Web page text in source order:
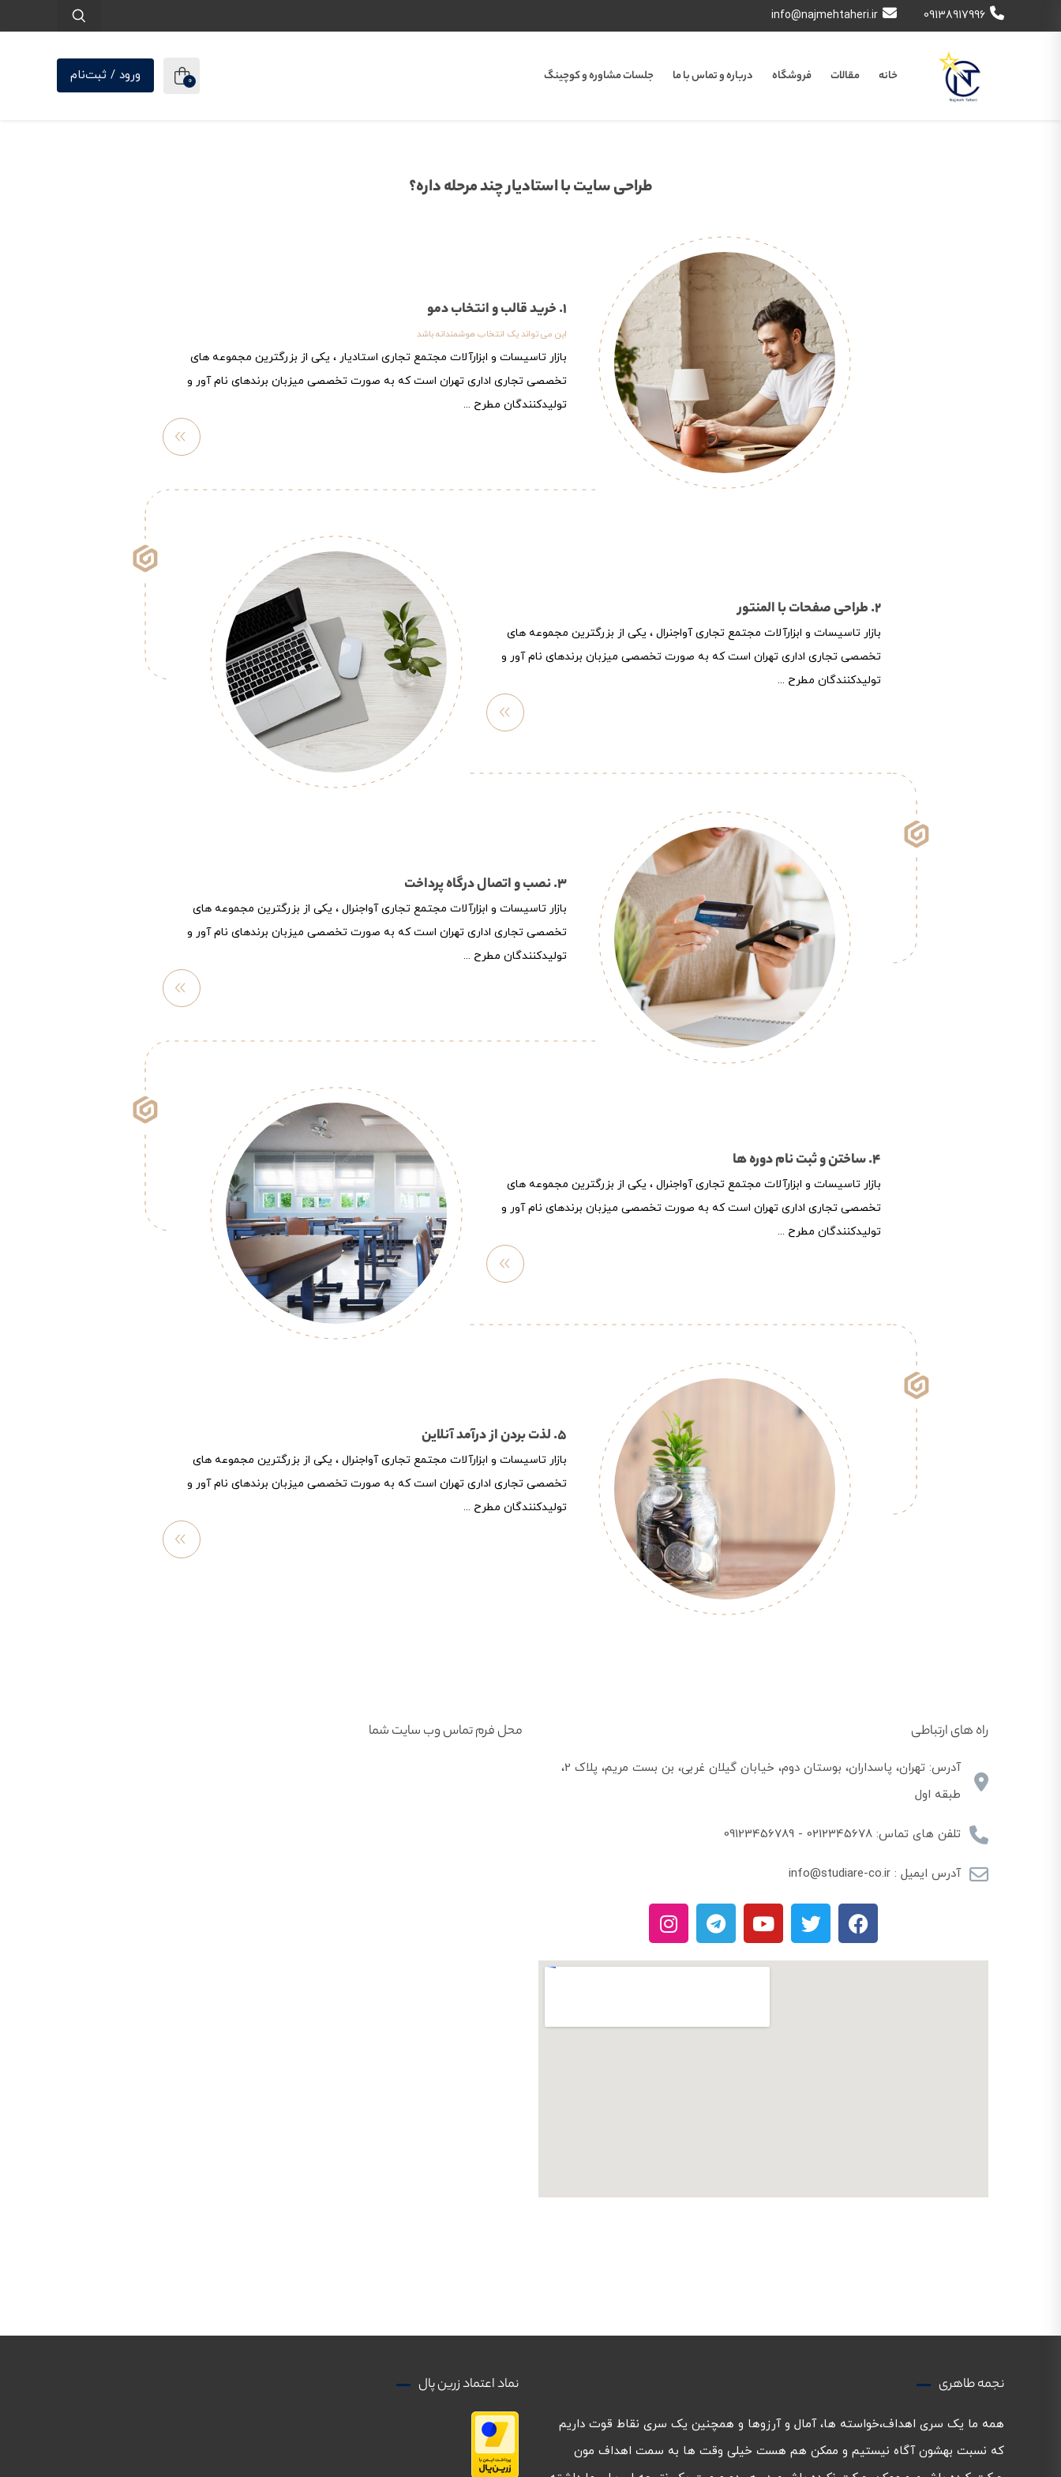
09138917996
info@najmehtaheri.ir
خانه مقالات فروشگاه درباره و تماس با ما جلسات مشاوره و کوچینگ 0 ورود / ثبت‌نام
طراحی سایت با استادیار چند مرحله داره؟
1. خرید قالب و انتخاب دمو
این می تواند یک انتخاب هوشمندانه باشد
بازار تاسیسات و ابزارآلات مجتمع تجاری استادیار ، یکی از بزرگترین مجموعه های
تخصصی تجاری اداری تهران است که به صورت تخصصی میزبان برندهای نام آور و
تولیدکنندگان مطرح ...
2. طراحی صفحات با المنتور
بازار تاسیسات و ابزارآلات مجتمع تجاری آواجنرال ، یکی از بزرگترین مجموعه های
تخصصی تجاری اداری تهران است که به صورت تخصصی میزبان برندهای نام آور و
تولیدکنندگان مطرح ...
3. نصب و اتصال درگاه پرداخت
بازار تاسیسات و ابزارآلات مجتمع تجاری آواجنرال ، یکی از بزرگترین مجموعه های
تخصصی تجاری اداری تهران است که به صورت تخصصی میزبان برندهای نام آور و
تولیدکنندگان مطرح ...
4. ساختن و ثبت نام دوره ها
بازار تاسیسات و ابزارآلات مجتمع تجاری آواجنرال ، یکی از بزرگترین مجموعه های
تخصصی تجاری اداری تهران است که به صورت تخصصی میزبان برندهای نام آور و
تولیدکنندگان مطرح ...
5. لذت بردن از درآمد آنلاین
بازار تاسیسات و ابزارآلات مجتمع تجاری آواجنرال ، یکی از بزرگترین مجموعه های
تخصصی تجاری اداری تهران است که به صورت تخصصی میزبان برندهای نام آور و
تولیدکنندگان مطرح ...
راه های ارتباطی
آدرس: تهران، پاسداران، بوستان دوم، خیابان گیلان غربی، بن بست مریم، پلاک 2،
طبقه اول
تلفن های تماس: 0212345678 - 09123456789
آدرس ایمیل : info@studiare-co.ir
محل فرم تماس وب سایت شما
نجمه طاهری
همه ما یک سری اهداف،خواسته ها، آمال و آرزوها و همچنین یک سری نقاط قوت داریم
که نسبت بهشون آگاه نیستیم و ممکن هم هست خیلی وقت ها به سمت اهداف مون
نماد اعتماد زرین پال